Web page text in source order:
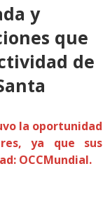
y
que
de
la oportunidad
ya que sus
OCCMundial.